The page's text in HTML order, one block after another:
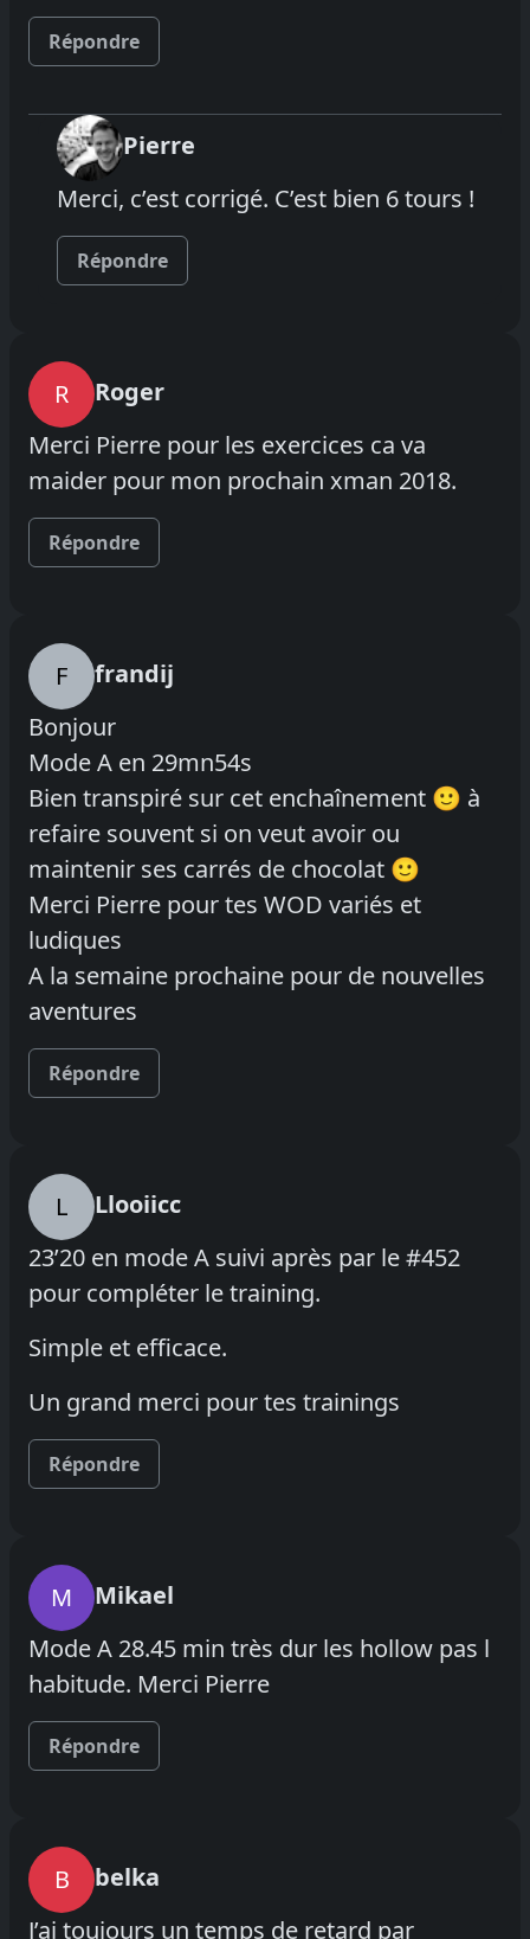
Répondre
Pierre
Merci, c’est corrigé. C’est bien 6 tours !
Répondre
R
Roger
Merci Pierre pour les exercices ca va
maider pour mon prochain xman 2018.
Répondre
F
frandij
Bonjour
Mode A en 29mn54s
Bien transpiré sur cet enchaînement 🙂 à
refaire souvent si on veut avoir ou
maintenir ses carrés de chocolat 🙂
Merci Pierre pour tes WOD variés et
ludiques
A la semaine prochaine pour de nouvelles
aventures
Répondre
L
Llooiicc
23’20 en mode A suivi après par le #452
pour compléter le training.
Simple et efficace.
Un grand merci pour tes trainings
Répondre
M
Mikael
Mode A 28.45 min très dur les hollow pas l
habitude. Merci Pierre
Répondre
B
belka
J’ai toujours un temps de retard par